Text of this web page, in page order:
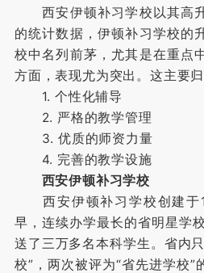
西安伊顿补习学校以其高
的统计数据，伊顿补习学校的
校中名列前茅，尤其是在重点
方面，表现尤为突出。这主要
1. 个性化辅导
2. 严格的教学管理
3. 优质的师资力量
4. 完善的教学设施
西安伊顿补习学校
西安伊顿补习学校创建于
早，连续办学最长的省明星学
送了三万多名本科学生。省内
校”，两次被评为“省先进学校”